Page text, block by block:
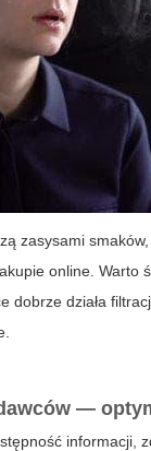
zasysami
online.
dobrze działa
—
informacji,